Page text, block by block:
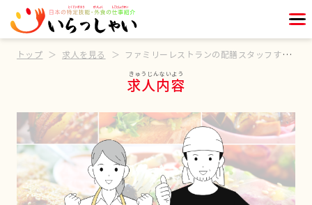
トップ 求人を見る ファミリーレストランの配膳スタッフすぐ働ける方歓迎
求人内容